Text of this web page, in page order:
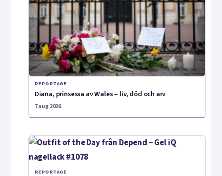
REPORTAGE
Diana, prinsessa av Wales – liv, död och arv
7 aug 2026
REPORTAGE